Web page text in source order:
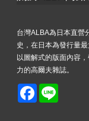
台灣ALBA為日本直營
史，在日本為發行量
以圖解式的版面內容
力的高爾夫雜誌。
Facebook